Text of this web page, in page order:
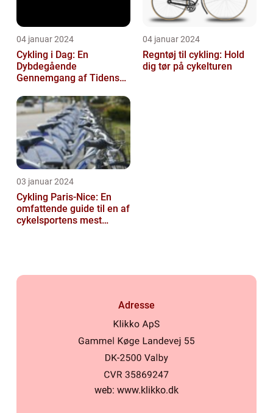
04 januar 2024
Cykling i Dag: En
Dybdegående
Gennemgang af Tidens
04 januar 2024
Regntøj til cykling: Hold
dig tør på cykelturen
03 januar 2024
Cykling Paris-Nice: En
omfattende guide til en af
cykelsportens mest
Adresse
web: www.klikko.dk